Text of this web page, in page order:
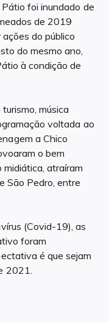
foi inundado de
de 2019
do público
do mesmo ano,
à condição de
música
voltada ao
a Chico
o bem
atraíram
São Pedro, entre
(Covid-19), as
foram
é que sejam
2021.